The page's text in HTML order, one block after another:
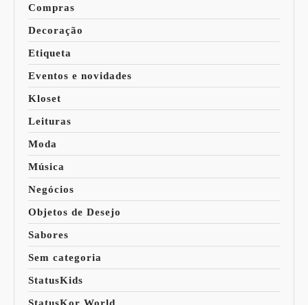
Compras
Decoração
Etiqueta
Eventos e novidades
Kloset
Leituras
Moda
Música
Negócios
Objetos de Desejo
Sabores
Sem categoria
StatusKids